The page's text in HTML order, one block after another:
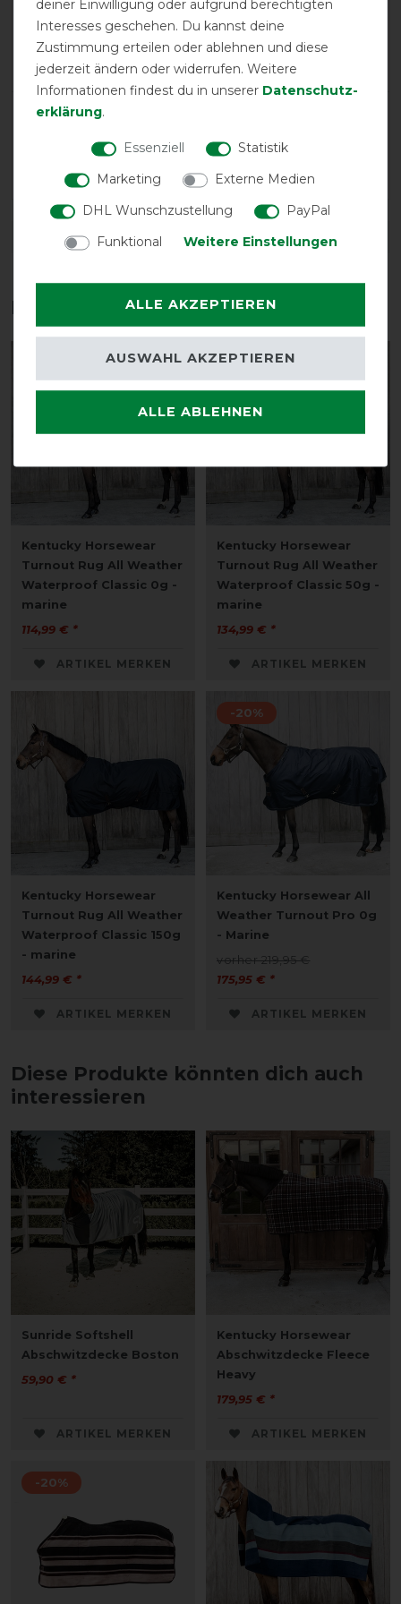
Positive
100%
Neutral
0%
Negative
0%
02.02.2024
DETAILS ZUR PRODUKTSICHERHEIT
Das perfekte Zubehör für dich
Kentucky Horsewear
Turnout Rug All Weather
Waterproof Classic 0g -
marine
114,99 € *
ARTIKEL MERKEN
Kentucky Horsewear
Turnout Rug All Weather
Waterproof Classic 50g -
marine
134,99 € *
ARTIKEL MERKEN
Kentucky Horsewear
Turnout Rug All Weather
Waterproof Classic 150g
- marine
144,99 € *
ARTIKEL MERKEN
-20%
Kentucky Horsewear All
Weather Turnout Pro 0g
- Marine
vorher 219,95 €
175,95 € *
ARTIKEL MERKEN
Diese Produkte könnten dich auch
interessieren
Sunride Softshell
Abschwitzdecke Boston
59,90 € *
ARTIKEL MERKEN
Kentucky Horsewear
Abschwitzdecke Fleece
Heavy
179,95 € *
ARTIKEL MERKEN
-20%
deiner Einwilligung oder aufgrund berechtigten
Interesses geschehen. Du kannst deine
Zustimmung erteilen oder ablehnen und diese
jederzeit ändern oder widerrufen. Weitere
Informationen findest du in unserer Daten­schutz­
erklärung.
Essenziell
Statistik
Marketing
Externe Medien
DHL Wunschzustellung
PayPal
Funktional
Weitere Einstellungen
ALLE AKZEPTIEREN
ALLE ABLEHNEN
AUSWAHL AKZEPTIEREN